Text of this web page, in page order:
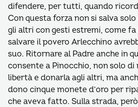
difendere, per tutti, quando
Con questa forza non si salva
gli altri con gesti estremi, come
salvare il povero Arlecchino
suo. Ritornare al Padre anche in
consente a Pinocchio, non solo di
libertà e donarla agli altri, ma
dono cinque monete d’oro per
che aveva fatto. Sulla strada,